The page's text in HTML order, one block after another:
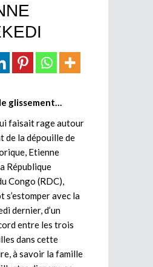
glissement…
faisait rage autour
de la dépouille de
Etienne
République
Congo (RDC),
avec la
dernier, d’un
entre les trois
dans cette
à savoir la famille